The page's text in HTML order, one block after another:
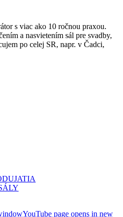
s viac ako 10 ročnou praxou.
a nasvietením sál pre svadby,
po celej SR, napr. v Čadci,
YouTube page opens in new